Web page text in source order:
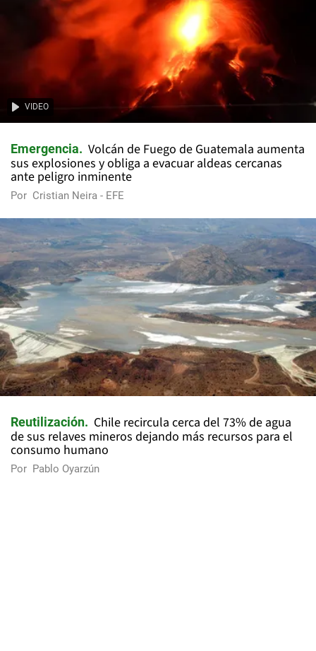
VIDEO
Emergencia
Volcán de Fuego de Guatemala aumenta
sus explosiones y obliga a evacuar aldeas cercanas
ante peligro inminente
Por Cristian Neira - EFE
Reutilización
Chile recircula cerca del 73% de agua
de sus relaves mineros dejando más recursos para el
consumo humano
Por Pablo Oyarzún